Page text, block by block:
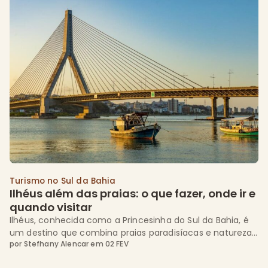
internacional. A seguir, veja um guia completo para
aproveitar todas as […]
Turismo no Sul da Bahia
Ilhéus além das praias: o que fazer, onde ir e
quando visitar
Ilhéus, conhecida como a Princesinha do Sul da Bahia, é
um destino que combina praias paradisíacas e natureza
exuberante. Mas a cidade oferece muito mais do que
por Stefhany Alencarem 02 FEV